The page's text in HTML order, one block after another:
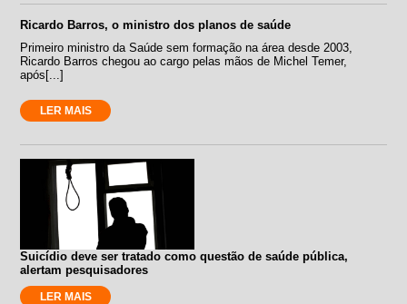
Ricardo Barros, o ministro dos planos de saúde
Primeiro ministro da Saúde sem formação na área desde 2003,
Ricardo Barros chegou ao cargo pelas mãos de Michel Temer,
após[...]
LER MAIS
Suicídio deve ser tratado como questão de saúde pública,
alertam pesquisadores
LER MAIS